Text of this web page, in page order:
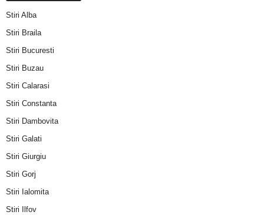
Stiri Alba
Stiri Braila
Stiri Bucuresti
Stiri Buzau
Stiri Calarasi
Stiri Constanta
Stiri Dambovita
Stiri Galati
Stiri Giurgiu
Stiri Gorj
Stiri Ialomita
Stiri Ilfov